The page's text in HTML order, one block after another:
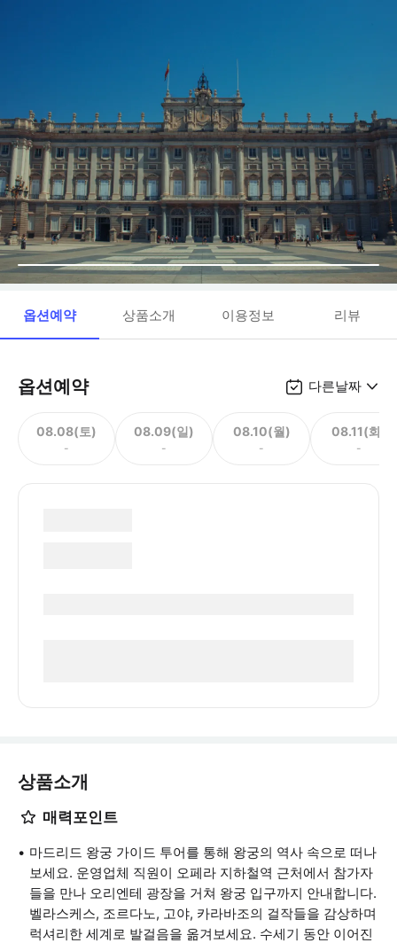
옵션예약 상품소개 이용정보 리뷰
옵션예약 다른날짜
08.08(토)
-
08.09(일)
-
08.10(월)
-
08.11(화)
-
상품소개
매력포인트
마드리드 왕궁 가이드 투어를 통해 왕궁의 역사 속으로 떠나
보세요. 운영업체 직원이 오페라 지하철역 근처에서 참가자
들을 만나 오리엔테 광장을 거쳐 왕궁 입구까지 안내합니다.
벨라스케스, 조르다노, 고야, 카라바조의 걸작들을 감상하며
럭셔리한 세계로 발걸음을 옮겨보세요. 수세기 동안 이어진